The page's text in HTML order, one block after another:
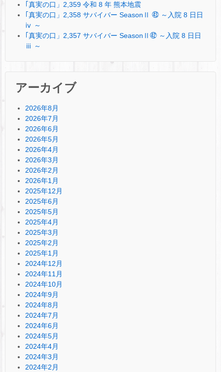
｢真実の口」2,359 令和 8 年 熊本地震
｢真実の口」2,358 サバイバー SeasonⅡ ㊸ ～入院 8 日日
ⅳ ～
｢真実の口」2,357 サバイバー SeasonⅡ㊷ ～入院 8 日日
ⅲ ～
アーカイブ
2026年8月
2026年7月
2026年6月
2026年5月
2026年4月
2026年3月
2026年2月
2026年1月
2025年12月
2025年6月
2025年5月
2025年4月
2025年3月
2025年2月
2025年1月
2024年12月
2024年11月
2024年10月
2024年9月
2024年8月
2024年7月
2024年6月
2024年5月
2024年4月
2024年3月
2024年2月